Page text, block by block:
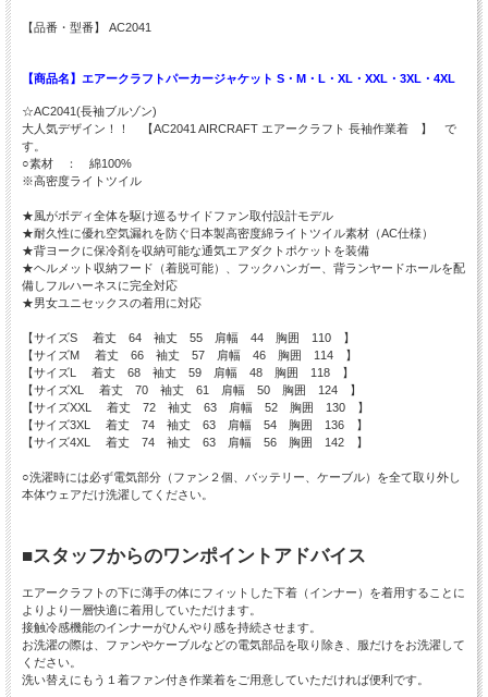
【品番・型番】 AC2041
【商品名】エアークラフトパーカージャケット S・M・L・XL・XXL・3XL・4XL
☆AC2041(長袖ブルゾン)
大人気デザイン！！ 【AC2041 AIRCRAFT エアークラフト 長袖作業着 】 で
す。
○素材 ： 綿100%
※高密度ライトツイル
★風がボディ全体を駆け巡るサイドファン取付設計モデル
★耐久性に優れ空気漏れを防ぐ日本製高密度綿ライトツイル素材（AC仕様）
★背ヨークに保冷剤を収納可能な通気エアダクトポケットを装備
★ヘルメット収納フード（着脱可能）、フックハンガー、背ランヤードホールを配
備しフルハーネスに完全対応
★男女ユニセックスの着用に対応
【サイズS 着丈 64 袖丈 55 肩幅 44 胸囲 110 】
【サイズM 着丈 66 袖丈 57 肩幅 46 胸囲 114 】
【サイズL 着丈 68 袖丈 59 肩幅 48 胸囲 118 】
【サイズXL 着丈 70 袖丈 61 肩幅 50 胸囲 124 】
【サイズXXL 着丈 72 袖丈 63 肩幅 52 胸囲 130 】
【サイズ3XL 着丈 74 袖丈 63 肩幅 54 胸囲 136 】
【サイズ4XL 着丈 74 袖丈 63 肩幅 56 胸囲 142 】
○洗濯時には必ず電気部分（ファン２個、バッテリー、ケーブル）を全て取り外し
本体ウェアだけ洗濯してください。
■スタッフからのワンポイントアドバイス
エアークラフトの下に薄手の体にフィットした下着（インナー）を着用することに
よりより一層快適に着用していただけます。
接触冷感機能のインナーがひんやり感を持続させます。
お洗濯の際は、ファンやケーブルなどの電気部品を取り除き、服だけをお洗濯して
ください。
洗い替えにもう１着ファン付き作業着をご用意していただければ便利です。